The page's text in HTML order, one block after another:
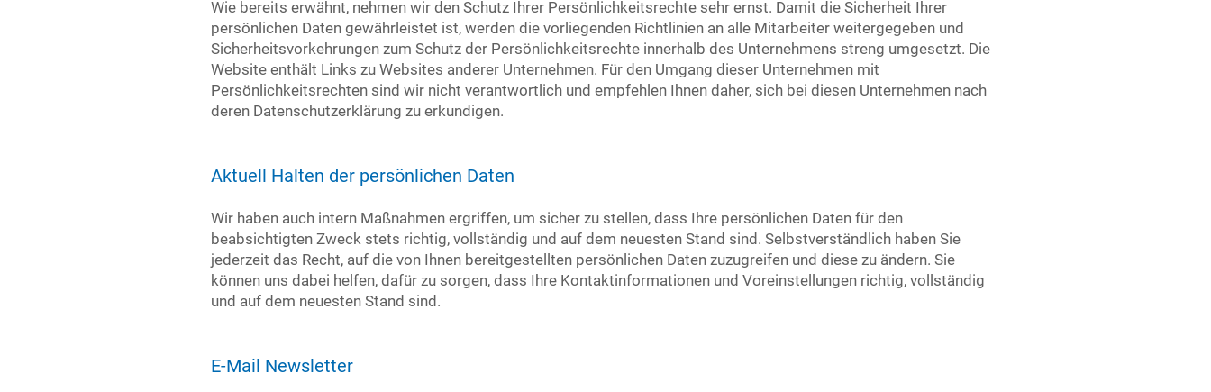
Wie bereits erwähnt, nehmen wir den Schutz Ihrer Persönlichkeitsrechte sehr ernst. Damit die Sicherheit Ihrer
persönlichen Daten gewährleistet ist, werden die vorliegenden Richtlinien an alle Mitarbeiter weitergegeben und
Sicherheitsvorkehrungen zum Schutz der Persönlichkeitsrechte innerhalb des Unternehmens streng umgesetzt. Die
Website enthält Links zu Websites anderer Unternehmen. Für den Umgang dieser Unternehmen mit
Persönlichkeitsrechten sind wir nicht verantwortlich und empfehlen Ihnen daher, sich bei diesen Unternehmen nach
deren Datenschutzerklärung zu erkundigen.
Aktuell Halten der persönlichen Daten
Wir haben auch intern Maßnahmen ergriffen, um sicher zu stellen, dass Ihre persönlichen Daten für den
beabsichtigten Zweck stets richtig, vollständig und auf dem neuesten Stand sind. Selbstverständlich haben Sie
jederzeit das Recht, auf die von Ihnen bereitgestellten persönlichen Daten zuzugreifen und diese zu ändern. Sie
können uns dabei helfen, dafür zu sorgen, dass Ihre Kontaktinformationen und Voreinstellungen richtig, vollständig
und auf dem neuesten Stand sind.
E-Mail Newsletter